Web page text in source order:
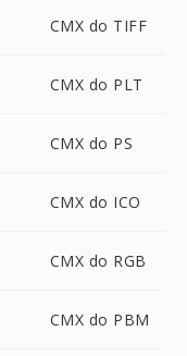
CMX do TIFF
CMX do PLT
CMX do PS
CMX do ICO
CMX do RGB
CMX do PBM